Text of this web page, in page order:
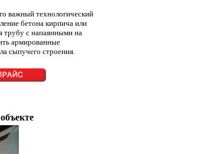
важный технологический
бетона кирпича или
трубу с напаянными на
армированные
сыпучего строения.